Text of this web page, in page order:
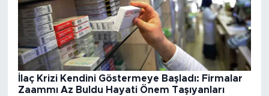
İlaç Krizi Kendini Göstermeye Başladı: Firmalar
Zaammı Az Buldu Hayati Önem Taşıyanları